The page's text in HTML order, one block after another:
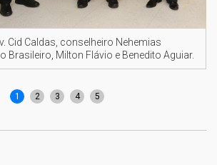
Cid Caldas, conselheiro Nehemias
Brasileiro, Milton Flávio e Benedito Aguiar.
1 2 3 4 5